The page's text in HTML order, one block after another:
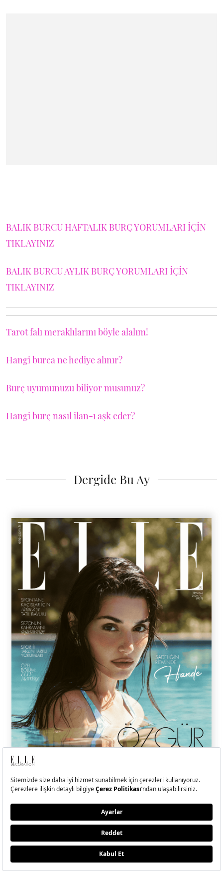
BALIK BURCU HAFTALIK BURÇ YORUMLARI İÇİN
TIKLAYINIZ
BALIK BURCU AYLIK BURÇ YORUMLARI İÇİN
TIKLAYINIZ
Tarot falı meraklılarını böyle alalım!
Hangi burca ne hediye alınır?
Burç uyumunuzu biliyor musunuz?
Hangi burç nasıl ilan-ı aşk eder?
Dergide Bu Ay
ELLE Temmuz-Ağustos
2026 Sayısı Çıktı!
Hande Erçel ile kendi kıyısında, kendi dengesini bulan, sadeliğin
ritminde ilerleyen bir yolculuğa çıktık.